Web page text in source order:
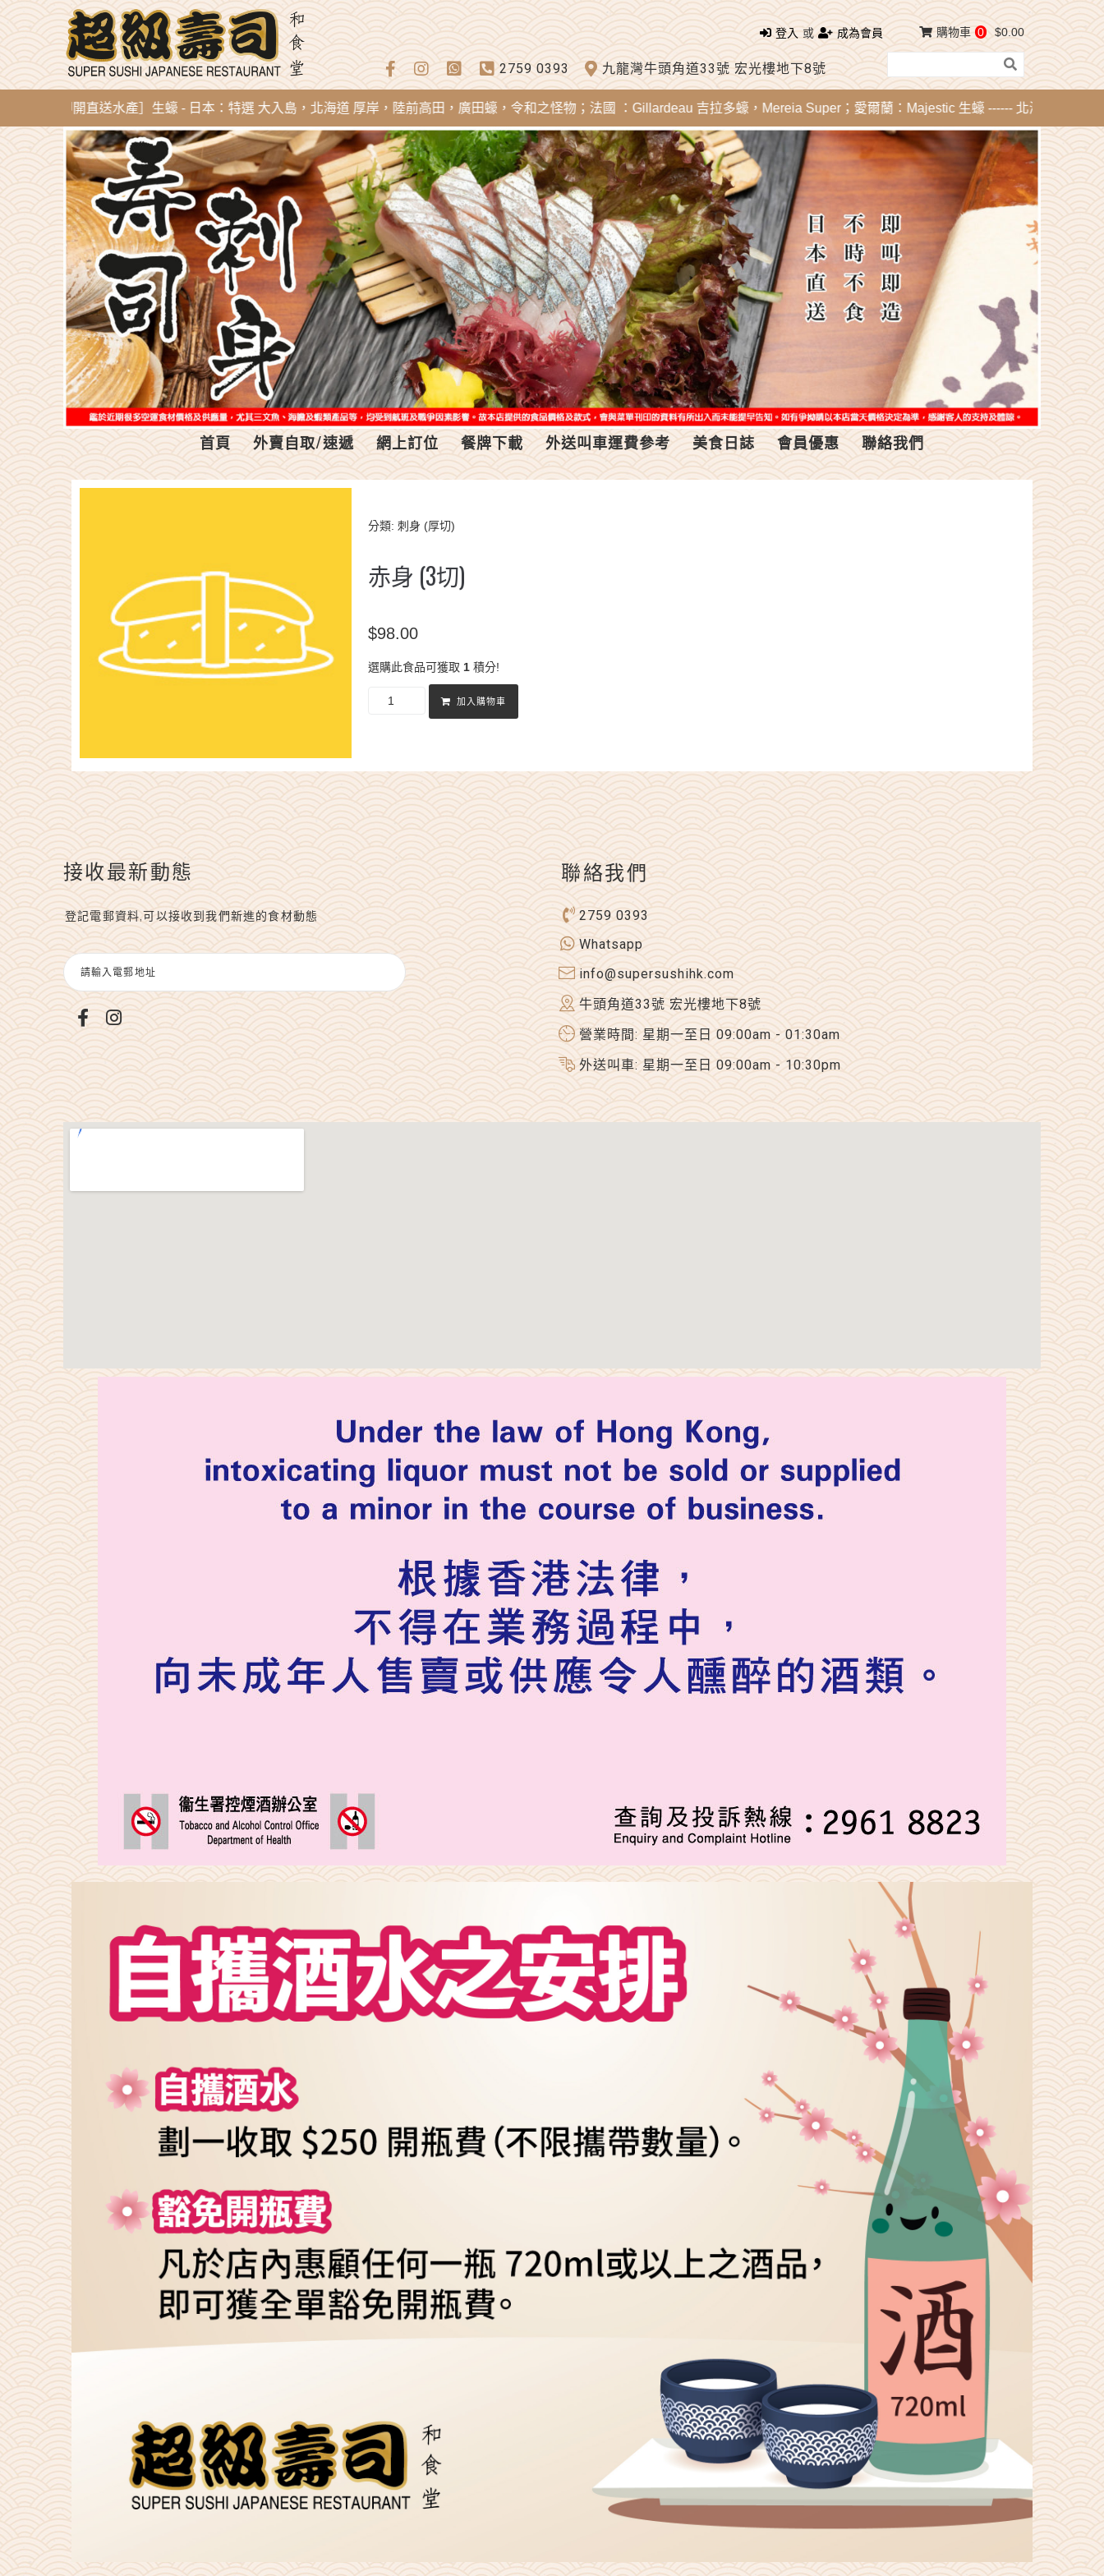
登入 或 成為會員
2759 0393 九龍灣牛頭角道33號 宏光樓地下8號
購物車 0 $0.00
即開直送水產］生蠔 - 日本：特選 大入島，北海道 厚岸，陸前高田，廣田蠔，令和之怪物；法國 ：Gillardeau 吉拉多蠔，Mereia Super；愛爾蘭：Majestic 生蠔 ------ 北海道刺身 - 活帶子
首頁 外賣自取/速遞 網上訂位 餐牌下載 外送叫車運費參考 美食日誌 會員優惠 聯絡我們
分類: 刺身 (厚切)
赤身 (3切)
$98.00
選購此食品可獲取 1 積分!
加入購物車
接收最新動態
登記電郵資料,可以接收到我們新進的食材動態
聯絡我們
2759 0393
Whatsapp
info@supersushihk.com
牛頭角道33號 宏光樓地下8號
營業時間: 星期一至日 09:00am - 01:30am
外送叫車: 星期一至日 09:00am - 10:30pm